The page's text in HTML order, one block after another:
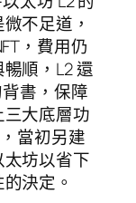
不足道，
，費用仍
順，L2 還
書，保障
大底層功
當初另建
坊以省下
決定。